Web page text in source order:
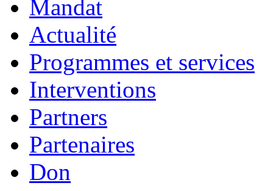
Mandat
Actualité
Programmes et services
Interventions
Partners
Partenaires
Don